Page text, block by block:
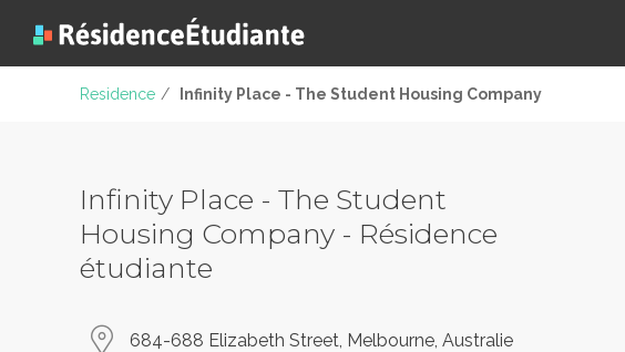
Residence / Infinity Place - The Student Housing Company
Infinity Place - The Student
Housing Company - Résidence
étudiante
684-688 Elizabeth Street, Melbourne, Australie